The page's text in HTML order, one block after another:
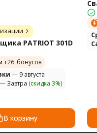
PATRIOT 301D
+26 бонусов
— 9 августа
— Завтра (скидка 3%)
В корзину